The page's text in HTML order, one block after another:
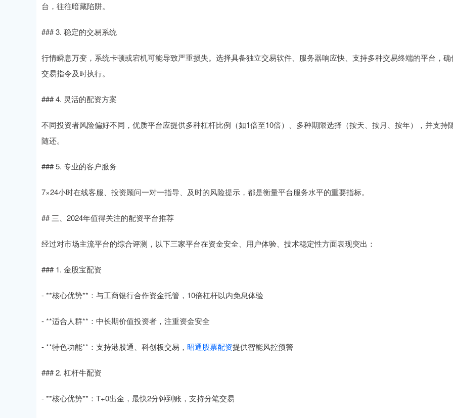
台，往往暗藏陷阱。
### 3. 稳定的交易系统
行情瞬息万变，系统卡顿或宕机可能导致严重损失。选择具备独立交易软件、服务器响应快、支持多种交易终端的平台，确
交易指令及时执行。
### 4. 灵活的配资方案
不同投资者风险偏好不同，优质平台应提供多种杠杆比例（如1倍至10倍）、多种期限选择（按天、按月、按年），并支持
随还。
### 5. 专业的客户服务
7×24小时在线客服、投资顾问一对一指导、及时的风险提示，都是衡量平台服务水平的重要指标。
## 三、2024年值得关注的配资平台推荐
经过对市场主流平台的综合评测，以下三家平台在资金安全、用户体验、技术稳定性方面表现突出：
### 1. 金股宝配资
- **核心优势**：与工商银行合作资金托管，10倍杠杆以内免息体验
- **适合人群**：中长期价值投资者，注重资金安全
- **特色功能**：支持港股通、科创板交易， 昭通股票配资提供智能风控预警
### 2. 杠杆牛配资
- **核心优势**：T+0出金，最快2分钟到账，支持分笔交易